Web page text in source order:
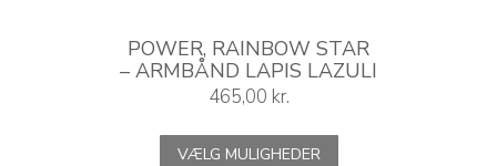
POWER, RAINBOW STAR
– ARMBÅND LAPIS LAZULI
465,00 kr.
VÆLG MULIGHEDER Dette